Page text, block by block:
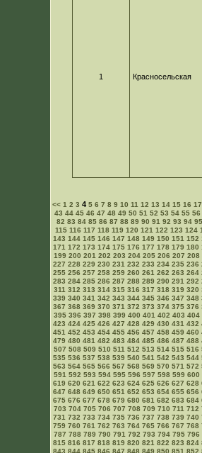
1 Красносельская
<<1 2 3 45 6 7 8 9 10 11 12 13 14 15 16 17
43 44 45 46 47 48 49 50 51 52 53 54 55 56
82 83 84 85 86 87 88 89 90 91 92 93 94 95
115 116 117 118 119 120 121 122 123 124
143 144 145 146 147 148 149 150 151 152
171 172 173 174 175 176 177 178 179 180
199 200 201 202 203 204 205 206 207 208
227 228 229 230 231 232 233 234 235 236
255 256 257 258 259 260 261 262 263 264
283 284 285 286 287 288 289 290 291 292
311 312 313 314 315 316 317 318 319 320
339 340 341 342 343 344 345 346 347 348
367 368 369 370 371 372 373 374 375 376
395 396 397 398 399 400 401 402 403 404
423 424 425 426 427 428 429 430 431 432
451 452 453 454 455 456 457 458 459 460
479 480 481 482 483 484 485 486 487 488
507 508 509 510 511 512 513 514 515 516
535 536 537 538 539 540 541 542 543 544
563 564 565 566 567 568 569 570 571 572
591 592 593 594 595 596 597 598 599 600
619 620 621 622 623 624 625 626 627 628
647 648 649 650 651 652 653 654 655 656
675 676 677 678 679 680 681 682 683 684
703 704 705 706 707 708 709 710 711 712
731 732 733 734 735 736 737 738 739 740
759 760 761 762 763 764 765 766 767 768
787 788 789 790 791 792 793 794 795 796
815 816 817 818 819 820 821 822 823 824
843 844 845 846 847 848 849 850 851 852